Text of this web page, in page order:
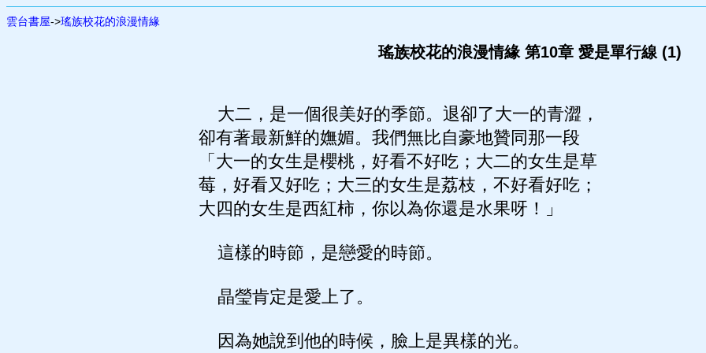
雲台書屋->瑤族校花的浪漫情緣
瑤族校花的浪漫情緣 第10章 愛是單行線 (1)
大二，是一個很美好的季節。退卻了大一的青澀，
卻有著最新鮮的嫵媚。我們無比自豪地贊同那一段
「大一的女生是櫻桃，好看不好吃；大二的女生是草
莓，好看又好吃；大三的女生是荔枝，不好看好吃；
大四的女生是西紅柿，你以為你還是水果呀！」
這樣的時節，是戀愛的時節。
晶瑩肯定是愛上了。
因為她說到他的時候，臉上是異樣的光。